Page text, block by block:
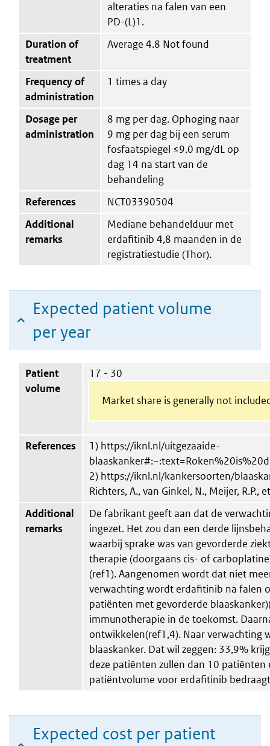
alteraties na falen van een
PD-(L)1.
Duration of
treatment
Average 4.8 Not found
Frequency of
administration
1 times a day
Dosage per
administration
8 mg per dag. Ophoging naar
9 mg per dag bij een serum
fosfaatspiegel ≤9.0 mg/dL op
dag 14 na start van de
behandeling
References
NCT03390504
Additional
remarks
Mediane behandelduur met
erdafitinib 4,8 maanden in de
registratiestudie (Thor).
Expected patient volume
per year
Patient
volume
17 - 30
Market share is generally not
References
1) https://iknl.nl/uitgezaaide-
2) https://iknl.nl/kankersoorten/
Richters, A., van Ginkel, N., Meijer,
Additional
remarks
De fabrikant geeft aan dat de
ingezet. Het zou dan een derde
waarbij sprake was van gevorderde
therapie (doorgaans cis- of
(ref1). Aangenomen wordt dat niet
verwachting wordt erdafitinib na falen
patiënten met gevorderde
immunotherapie in de toekomst.
ontwikkelen(ref1,4). Naar verwachting
blaaskanker. Dat wil zeggen: 33,9%
deze patiënten zullen dan 10
patiëntvolume voor erdafitinib
Expected cost per patient